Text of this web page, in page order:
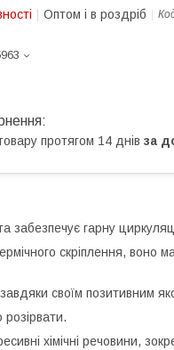
Оптом і в роздріб
протягом 14 днів за
гарну
скріплення, воно
своїм позитивним
хімічні речовини,